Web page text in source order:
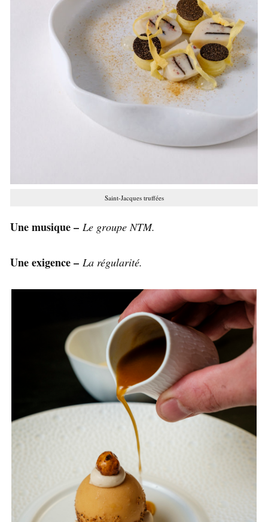
Saint-Jacques truffées
Une musique – Le groupe NTM.
Une exigence – La régularité.